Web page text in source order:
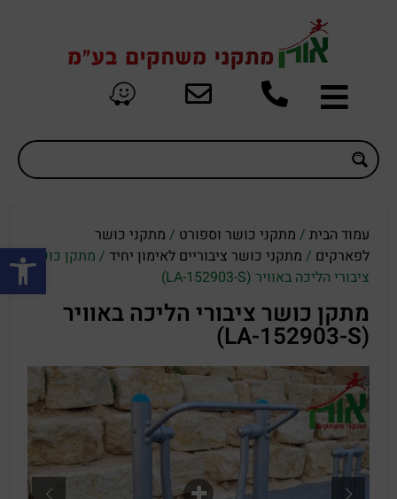
פתח
עמוד הבית / מתקני כושר וספורט / מתקני כושר
לפארקים / מתקני כושר ציבוריים לאימון יחיד / מתקן כושר
ציבורי הליכה באוויר (LA-152903-S)
מתקן כושר ציבורי הליכה באוויר
(LA-152903-S)